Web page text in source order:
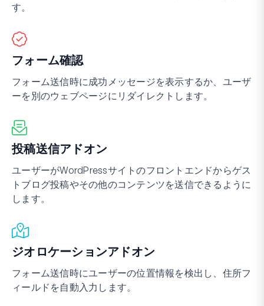
す。
フォーム確認
フォーム送信時に成功メッセージを表示するか、ユーザ
ーを別のウェブページにリダイレクトします。
投稿送信アドオン
ユーザーがWordPressサイトのフロントエンドからゲス
トブログ投稿やその他のコンテンツを送信できるように
します。
ジオロケーションアドオン
フォーム送信時にユーザーの位置情報を検出し、住所フ
ィールドを自動入力します。